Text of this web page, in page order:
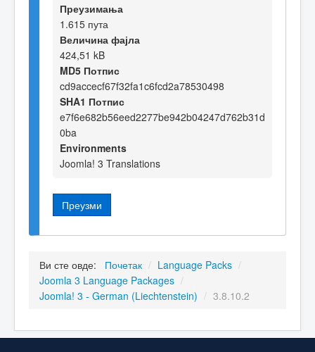
Преузимања
1.615 пута
Величина фајла
424,51 kB
MD5 Потпис
cd9accecf67f32fa1c6fcd2a78530498
SHA1 Потпис
e7f6e682b56eed2277be942b04247d762b31d
0ba
Environments
Joomla! 3 Translations
Преузми
Ви сте овде: Почетак / Language Packs /
Joomla 3 Language Packages /
Joomla! 3 - German (Liechtenstein) / 3.8.10.2